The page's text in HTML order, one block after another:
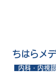
ちはらメ
内科・内視